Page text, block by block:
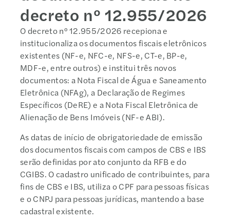
decreto nº 12.955/2026
O decreto nº 12.955/2026 recepiona e
institucionaliza os documentos fiscais eletrônicos
existentes (NF-e, NFC-e, NFS-e, CT-e, BP-e,
MDF-e, entre outros) e institui três novos
documentos: a Nota Fiscal de Água e Saneamento
Eletrônica (NFAg), a Declaração de Regimes
Específicos (DeRE) e a Nota Fiscal Eletrônica de
Alienação de Bens Imóveis (NF-e ABI).
As datas de início de obrigatoriedade de emissão
dos documentos fiscais com campos de CBS e IBS
serão definidas por ato conjunto da RFB e do
CGIBS. O cadastro unificado de contribuintes, para
fins de CBS e IBS, utiliza o CPF para pessoas físicas
e o CNPJ para pessoas jurídicas, mantendo a base
cadastral existente.